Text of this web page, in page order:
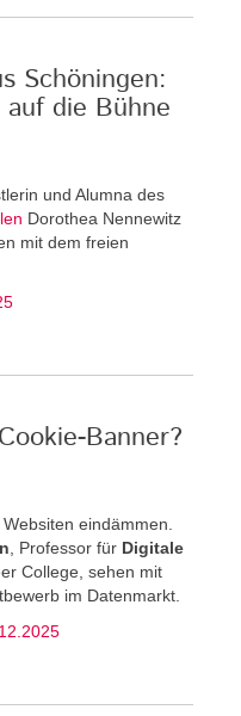
Schöningen:
die Bühne
und Alumna des
Dorothea Nennewitz
mit dem freien
Banner?
eindämmen.
, Professor für Digitale
College, sehen mit
im Datenmarkt.